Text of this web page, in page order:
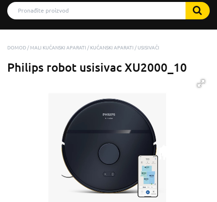
DOMOD MALI KUĆANSKI APARATI KUĆANSKI APARATI USISIVAČI
Philips robot usisivac XU2000_10